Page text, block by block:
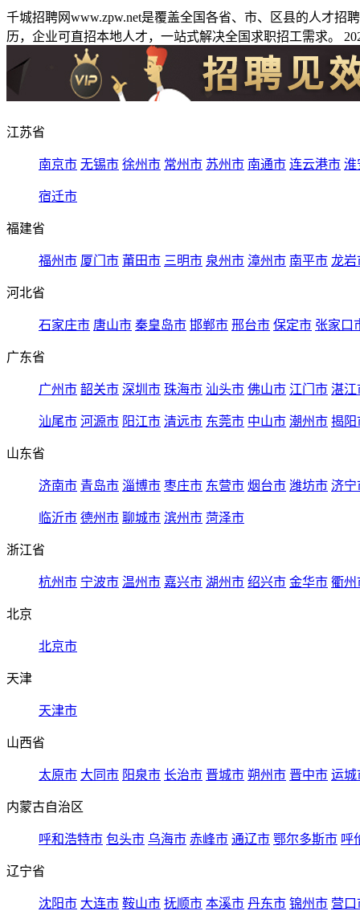
千城招聘网www.zpw.net是覆盖全国各省、市、区县的人才
历，企业可直招本地人才，一站式解决全国求职招工需求。
江苏省
南京市 无锡市 徐州市 常州市 苏州市 南通市 连云港市 淮
宿迁市
福建省
福州市 厦门市 莆田市 三明市 泉州市 漳州市 南平市 龙岩
河北省
石家庄市 唐山市 秦皇岛市 邯郸市 邢台市 保定市 张家口
广东省
广州市 韶关市 深圳市 珠海市 汕头市 佛山市 江门市 湛江
汕尾市 河源市 阳江市 清远市 东莞市 中山市 潮州市 揭阳
山东省
济南市 青岛市 淄博市 枣庄市 东营市 烟台市 潍坊市 济宁
临沂市 德州市 聊城市 滨州市 菏泽市
浙江省
杭州市 宁波市 温州市 嘉兴市 湖州市 绍兴市 金华市 衢州
北京
北京市
天津
天津市
山西省
太原市 大同市 阳泉市 长治市 晋城市 朔州市 晋中市 运城
内蒙古自治区
呼和浩特市 包头市 乌海市 赤峰市 通辽市 鄂尔多斯市 呼
辽宁省
沈阳市 大连市 鞍山市 抚顺市 本溪市 丹东市 锦州市 营口